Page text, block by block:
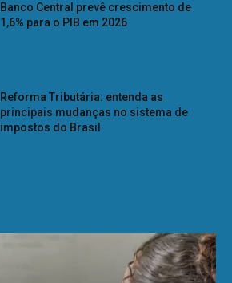
Banco Central prevê crescimento de
1,6% para o PIB em 2026
Reforma Tributária: entenda as
principais mudanças no sistema de
impostos do Brasil